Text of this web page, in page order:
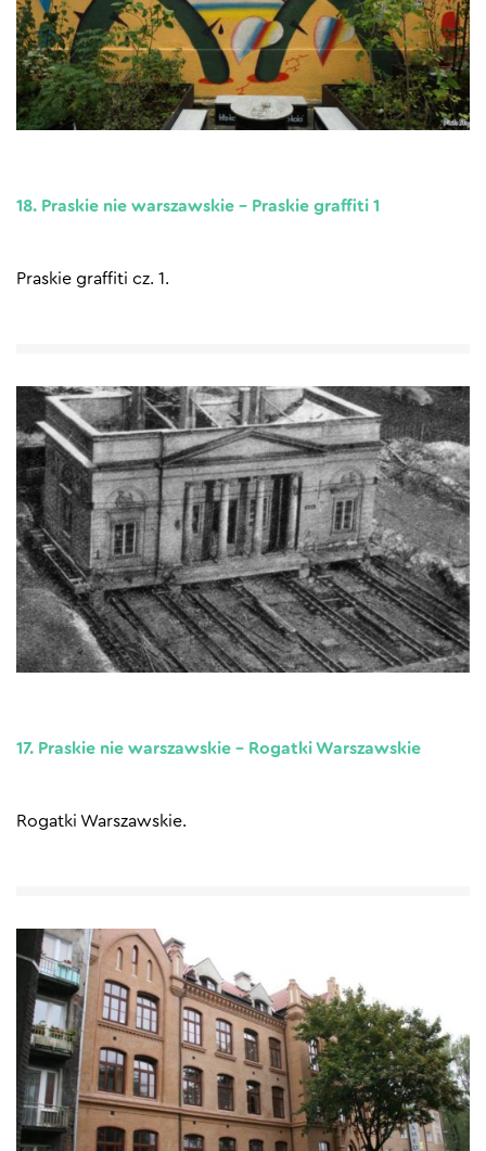
18. Praskie nie warszawskie – Praskie graffiti 1
Praskie graffiti cz. 1.
17. Praskie nie warszawskie – Rogatki Warszawskie
Rogatki Warszawskie.